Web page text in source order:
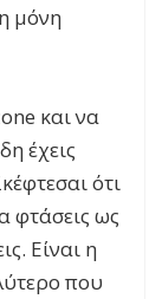
μόνη
και να
έχεις
ότι
φτάσεις ως
Είναι η
που